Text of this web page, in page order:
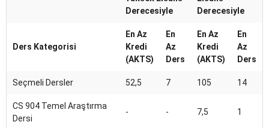
Derecesiyle
Derecesiyle
Ders Kategorisi
En Az
Kredi
(AKTS)
En
Az
Ders
En Az
Kredi
(AKTS)
En
Az
Ders
Seçmeli Dersler 52,5 7 105 14
CS 904 Temel Araştırma
Dersi
- - 7,5 1